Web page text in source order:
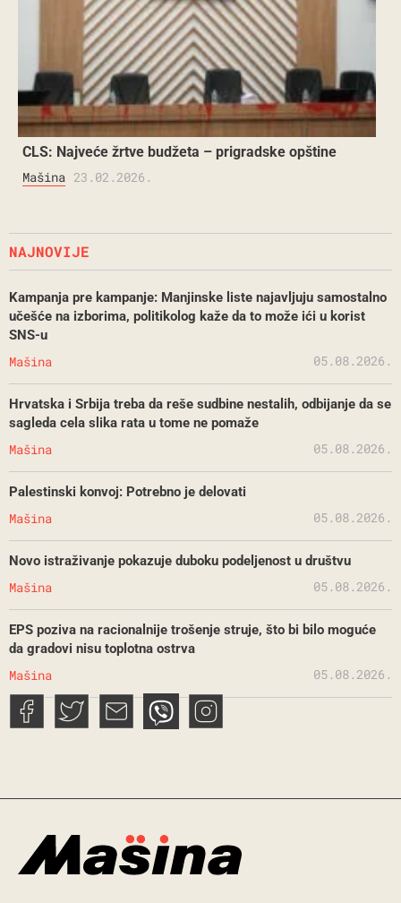
CLS: Najveće žrtve budžeta – prigradske opštine
Mašina 23.02.2026.
NAJNOVIJE
Kampanja pre kampanje: Manjinske liste najavljuju samostalno
učešće na izborima, politikolog kaže da to može ići u korist
SNS-u
Mašina 05.08.2026.
Hrvatska i Srbija treba da reše sudbine nestalih, odbijanje da se
sagleda cela slika rata u tome ne pomaže
Mašina 05.08.2026.
Palestinski konvoj: Potrebno je delovati
Mašina 05.08.2026.
Novo istraživanje pokazuje duboku podeljenost u društvu
Mašina 05.08.2026.
EPS poziva na racionalnije trošenje struje, što bi bilo moguće
da gradovi nisu toplotna ostrva
Mašina 05.08.2026.